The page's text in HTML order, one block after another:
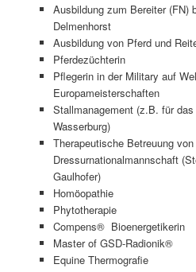
Ausbildung zum Bereiter (FN)
Delmenhorst
Ausbildung von Pferd und
Pferdezüchterin
Pflegerin in der Military auf
Europameisterschaften
Stallmanagement (z.B. für
Wasserburg)
Therapeutische Betreuung
Dressurnationalmannschaft
Gaulhofer)
Homöopathie
Phytotherapie
Compens® Bioenergetikerin
Master of GSD-Radionik®
Equine Thermografie